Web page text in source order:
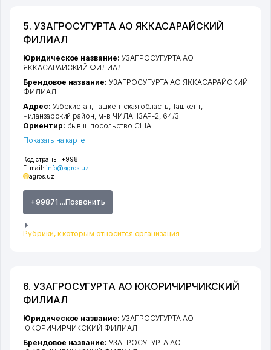
5. УЗАГРОСУГУРТА АО ЯККАСАРАЙСКИЙ
ФИЛИАЛ
Код страны: +998
E-mail: info@agros.uz
agros.uz
+99871 ...Позвонить
Рубрики, к которым относится организация
Юридическое название: УЗАГРОСУГУРТА АО
ЯККАСАРАЙСКИЙ ФИЛИАЛ
Брендовое название: УЗАГРОСУГУРТА АО ЯККАСАРАЙСКИЙ
ФИЛИАЛ
Адрес: Узбекистан,Ташкентская область ,Ташкент,
Чиланзарский район м-в ЧИЛАНЗАР-2 , 64/3
Ориентир: бывш. посольство США
Показать на карте
6. УЗАГРОСУГУРТА АО ЮКОРИЧИРЧИКСКИЙ
ФИЛИАЛ
Юридическое название: УЗАГРОСУГУРТА АО
ЮКОРИЧИРЧИКСКИЙ ФИЛИАЛ
Брендовое название: УЗАГРОСУГУРТА АО